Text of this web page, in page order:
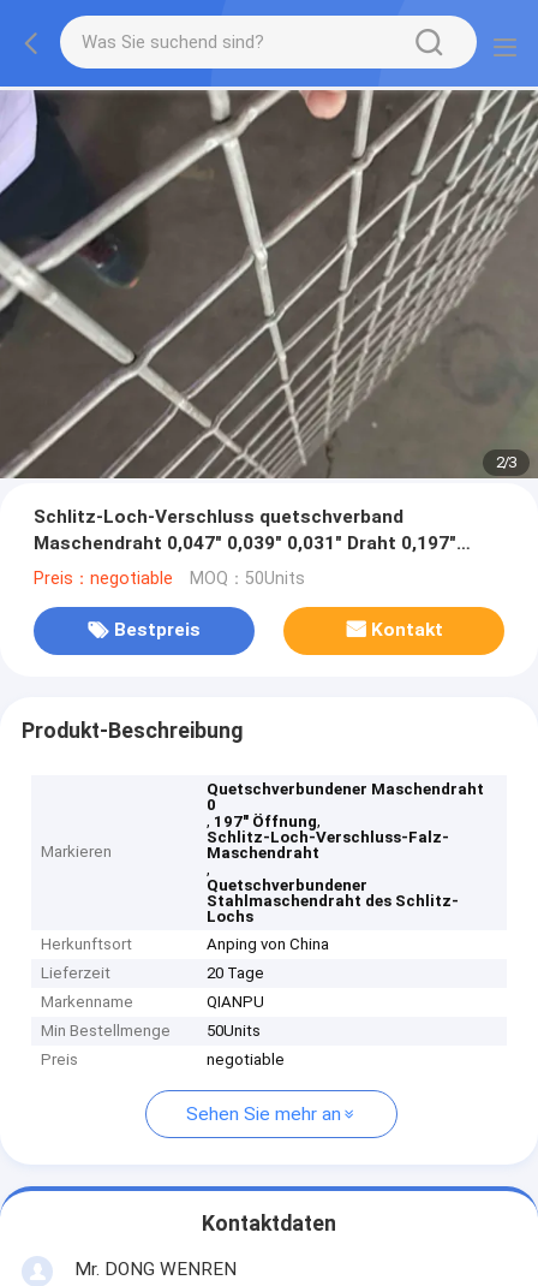
2/3
Schlitz-Loch-Verschluss quetschverband
Maschendraht 0,047" 0,039" 0,031" Draht 0,197"
Öffnung
Preis：negotiable MOQ：50Units
Bestpreis Kontakt
Produkt-Beschreibung
Markieren
Quetschverbundener Maschendraht
0
, 197" Öffnung,
Schlitz-Loch-Verschluss-Falz-
Maschendraht
,
Quetschverbundener
Stahlmaschendraht des Schlitz-
Lochs
Herkunftsort
Anping von China
Lieferzeit
20 Tage
Markenname
QIANPU
Min Bestellmenge
50Units
Preis
negotiable
Sehen Sie mehr an
Kontaktdaten
Mr. DONG WENREN